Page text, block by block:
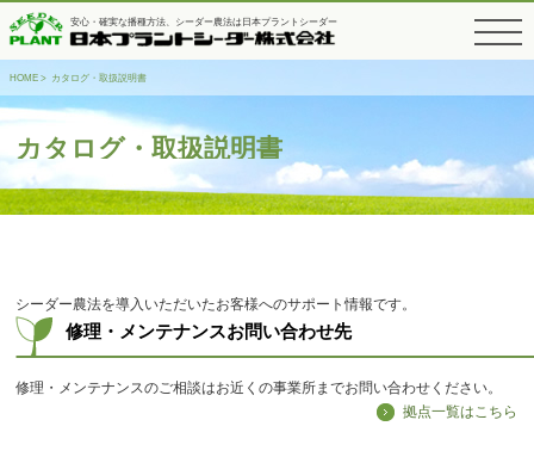
安心・確実な播種方法、シーダー農法は日本プラントシーダー
toggle
HOME > カタログ・取扱説明書
カタログ・取扱説明書
シーダー農法を導入いただいたお客様へのサポート情報です。
修理・メンテナンスお問い合わせ先
修理・メンテナンスのご相談はお近くの事業所までお問い合わせください。
拠点一覧はこちら